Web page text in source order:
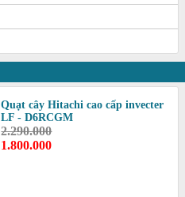
Quạt cây Hitachi cao cấp invecter
LF - D6RCGM
2.290.000
1.800.000